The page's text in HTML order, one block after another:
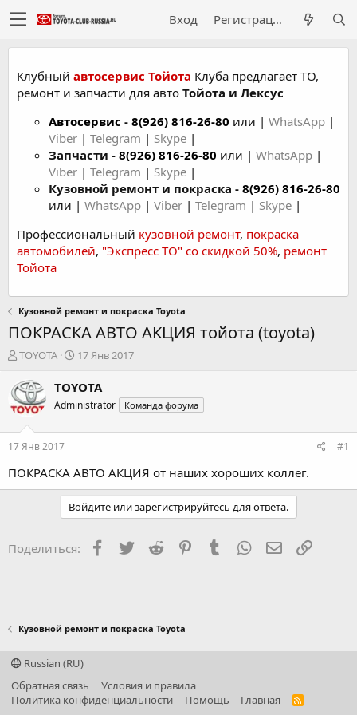
Вход Регистрация
Клубный автосервис Тойота Клуба предлагает ТО,
ремонт и запчасти для авто Тойота и Лексус
Автосервис - 8(926) 816-26-80 или | WhatsApp |
Viber | Telegram | Skype |
Запчасти - 8(926) 816-26-80 или | WhatsApp |
Viber | Telegram | Skype |
Кузовной ремонт и покраска - 8(926) 816-26-80
или | WhatsApp | Viber | Telegram | Skype |
Профессиональный кузовной ремонт, покраска
автомобилей, "Экспресс ТО" со скидкой 50%, ремонт
Тойота
Кузовной ремонт и покраска Toyota
ПОКРАСКА АВТО АКЦИЯ тойота (toyota)
А
т
о
р
е
м
ы
TOYOTA
Д
т
н
л
17 Янв 2017
TOYOTA
Administrator Команда форума
17 Янв 2017 #1
ПОКРАСКА АВТО АКЦИЯ от наших хороших коллег.
Войдите или зарегистрируйтесь для ответа.
Поделиться: Facebook
TwitterReddit PinterestTumblr WhatsApp Ссылка
Кузовной ремонт и покраска Toyota
Russian (RU)
Обратная связь
Условия и правила
Политика конфиденциальности
Помощь Главная
R